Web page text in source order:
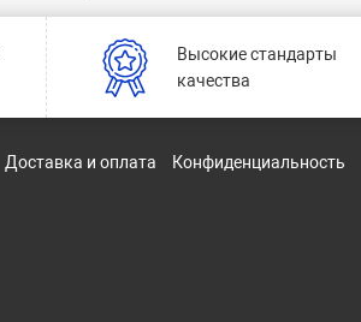
Высокие стандарты
качества
Доставка и оплата Конфиденциальность